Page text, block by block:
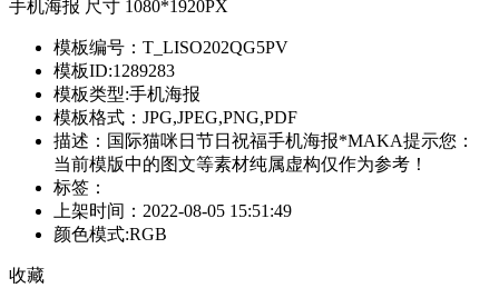
手机海报 尺寸 1080*1920PX
模板编号：T_LISO202QG5PV
模板ID:1289283
模板类型:手机海报
模板格式：JPG,JPEG,PNG,PDF
描述：国际猫咪日节日祝福手机海报*MAKA提示您：
当前模版中的图文等素材纯属虚构仅作为参考！
标签：
上架时间：2022-08-05 15:51:49
颜色模式:RGB
收藏